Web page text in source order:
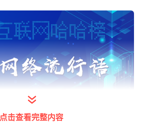
点击查看完整内容